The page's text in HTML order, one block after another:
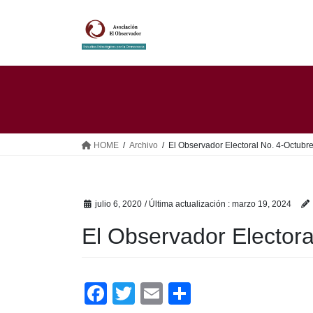
HOME Archivo El Observador Electoral No. 4-
julio 6, 2020 / Última actualización : marzo 19, 2024
El Observador
F
T
E